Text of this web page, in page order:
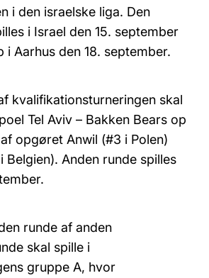
i den israelske liga. Den
i Israel den 15. september
i Aarhus den 18. september.
kvalifikationsturneringen skal
Tel Aviv – Bakken Bears op
opgøret Anwil (#3 i Polen)
Belgien). Anden runde spilles
runde af anden
skal spille i
gruppe A, hvor